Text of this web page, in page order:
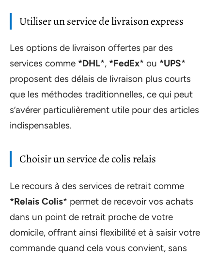
Utiliser un service de livraison express
Les options de livraison offertes par des
services comme *DHL*, *FedEx* ou *UPS*
proposent des délais de livraison plus courts
que les méthodes traditionnelles, ce qui peut
s’avérer particulièrement utile pour des articles
indispensables.
Choisir un service de colis relais
Le recours à des services de retrait comme
*Relais Colis* permet de recevoir vos achats
dans un point de retrait proche de votre
domicile, offrant ainsi flexibilité et à saisir votre
commande quand cela vous convient, sans